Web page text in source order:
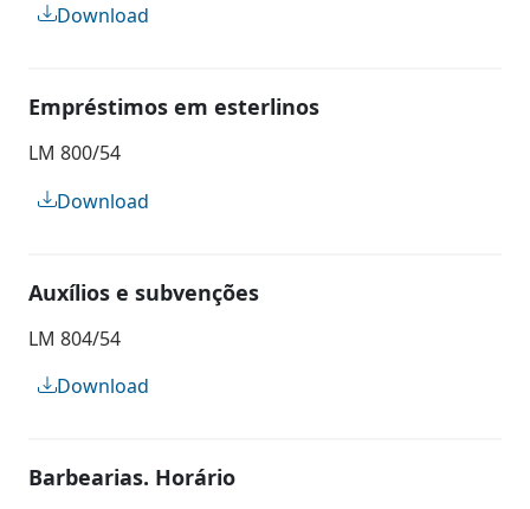
Download
Empréstimos em esterlinos
LM 800/54
Download
Auxílios e subvenções
LM 804/54
Download
Barbearias. Horário